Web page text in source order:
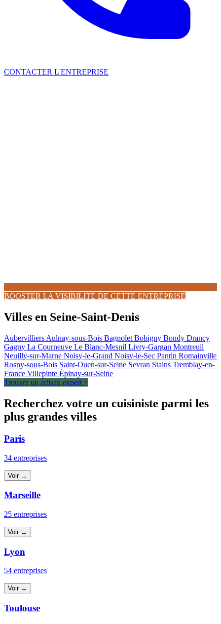
CONTACTER L'ENTREPRISE
BOOSTER LA VISIBILITÉ DE CETTE ENTREPRISE
Villes en Seine-Saint-Denis
Aubervilliers Aulnay-sous-Bois Bagnolet Bobigny Bondy Drancy
Gagny La Courneuve Le Blanc-Mesnil Livry-Gargan Montreuil
Neuilly-sur-Marne Noisy-le-Grand Noisy-le-Sec Pantin Romainville
Rosny-sous-Bois Saint-Ouen-sur-Seine Sevran Stains Tremblay-en-
France Villepinte Épinay-sur-Seine
Trouver un artisan expert ↑
Recherchez votre un cuisiniste parmi les
plus grandes villes
Paris
34 entreprises
Voir →
Marseille
25 entreprises
Voir →
Lyon
54 entreprises
Voir →
Toulouse